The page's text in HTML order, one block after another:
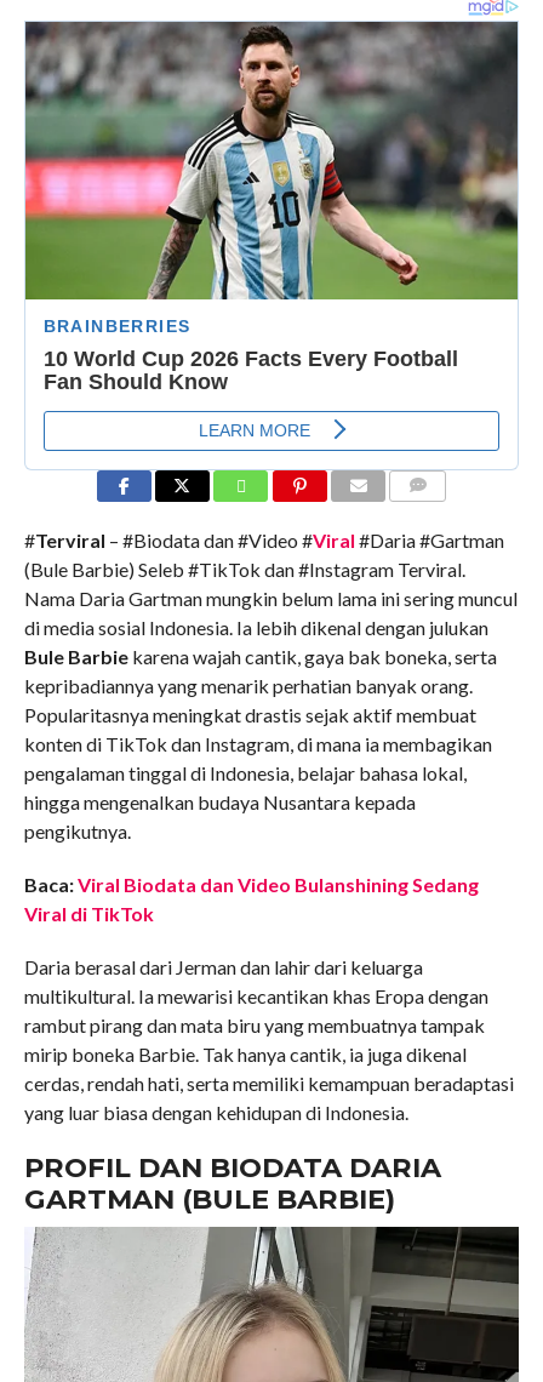
#Terviral – #Biodata dan #Video #Viral #Daria #Gartman
(Bule Barbie) Seleb #TikTok dan #Instagram Terviral.
Nama Daria Gartman mungkin belum lama ini sering muncul
di media sosial Indonesia. Ia lebih dikenal dengan julukan
Bule Barbiekarena wajah cantik, gaya bak boneka, serta
kepribadiannya yang menarik perhatian banyak orang.
Popularitasnya meningkat drastis sejak aktif membuat
konten di TikTok dan Instagram, di mana ia membagikan
pengalaman tinggal di Indonesia, belajar bahasa lokal,
hingga mengenalkan budaya Nusantara kepada
pengikutnya.
Baca:Viral Biodata dan Video Bulanshining Sedang
Viral di TikTok
Daria berasal dari Jerman dan lahir dari keluarga
multikultural. Ia mewarisi kecantikan khas Eropa dengan
rambut pirang dan mata biru yang membuatnya tampak
mirip boneka Barbie. Tak hanya cantik, ia juga dikenal
cerdas, rendah hati, serta memiliki kemampuan beradaptasi
yang luar biasa dengan kehidupan di Indonesia.
PROFIL DAN BIODATA DARIA
GARTMAN (BULE BARBIE)